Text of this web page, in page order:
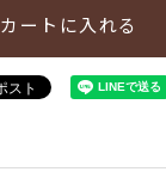
カートに入れる